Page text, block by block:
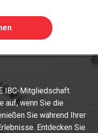
IBC-Mitgliedschaft.
auf, wenn Sie die
Sie während Ihrer
Entdecken Sie